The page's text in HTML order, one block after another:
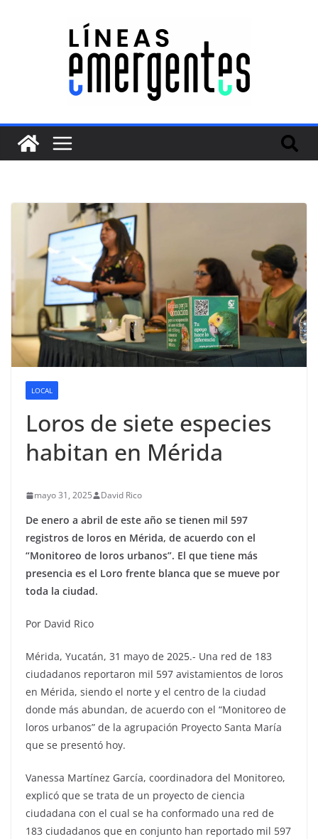
LOCAL
Loros de siete especies
habitan en Mérida
mayo 31, 2025 David Rico
De enero a abril de este año se tienen mil 597
registros de loros en Mérida, de acuerdo con el
“Monitoreo de loros urbanos”. El que tiene más
presencia es el Loro frente blanca que se mueve por
toda la ciudad.
Por David Rico
Mérida, Yucatán, 31 mayo de 2025.- Una red de 183
ciudadanos reportaron mil 597 avistamientos de loros
en Mérida, siendo el norte y el centro de la ciudad
donde más abundan, de acuerdo con el “Monitoreo de
loros urbanos” de la agrupación Proyecto Santa María
que se presentó hoy.
Vanessa Martínez García, coordinadora del Monitoreo,
explicó que se trata de un proyecto de ciencia
ciudadana con el cual se ha conformado una red de
183 ciudadanos que en conjunto han reportado mil 597